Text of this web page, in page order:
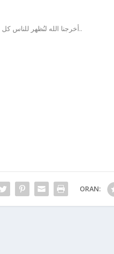
أخرجنا الله لنُظهر للناس كل جميل، و نزيل عن الحياة كل ما هو مُشين و قبيح..
ORAN: